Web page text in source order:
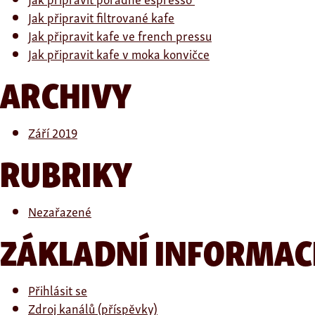
Jak připravit filtrované kafe
Jak připravit kafe ve french pressu
Jak připravit kafe v moka konvičce
ARCHIVY
Září 2019
RUBRIKY
Nezařazené
ZÁKLADNÍ
Přihlásit se
Zdroj kanálů (příspěvky)